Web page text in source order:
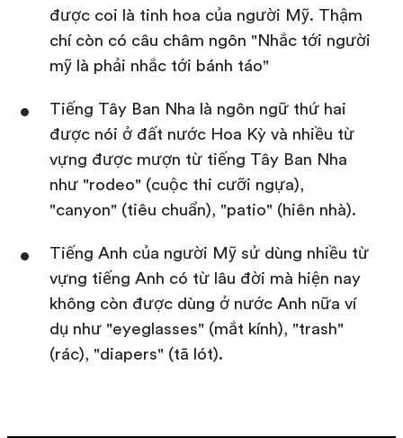
được coi là tinh hoa của người Mỹ. Thậm
chí còn có câu châm ngôn "Nhắc tới người
mỹ là phải nhắc tới bánh táo"
Tiếng Tây Ban Nha là ngôn ngữ thứ hai
được nói ở đất nước Hoa Kỳ và nhiều từ
vựng được mượn từ tiếng Tây Ban Nha
như "rodeo" (cuộc thi cưỡi ngựa),
"canyon" (tiêu chuẩn), "patio" (hiên nhà).
Tiếng Anh của người Mỹ sử dùng nhiều từ
vựng tiếng Anh có từ lâu đời mà hiện nay
không còn được dùng ở nước Anh nữa ví
dụ như "eyeglasses" (mắt kính), "trash"
(rác), "diapers" (tã lót).